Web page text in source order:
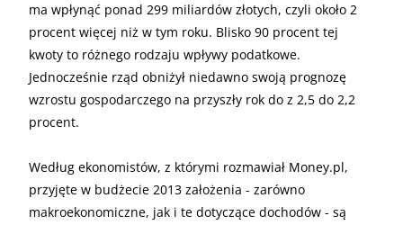
ma wpłynąć ponad 299 miliardów złotych, czyli około 2
procent więcej niż w tym roku. Blisko 90 procent tej
kwoty to różnego rodzaju wpływy podatkowe.
Jednocześnie rząd obniżył niedawno swoją prognozę
wzrostu gospodarczego na przyszły rok do z 2,5 do 2,2
procent.
Według ekonomistów, z którymi rozmawiał Money.pl,
przyjęte w budżecie 2013 założenia - zarówno
makroekonomiczne, jak i te dotyczące dochodów - są